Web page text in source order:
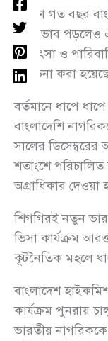
কারণে গত বছর
বড় প্রভাব পড়লেও
চিকিৎসা ও
বিবেচনা করা
বর্তমানে ধাপে
বাংলাদেশি
সালের
শতাংশে পরিচালিত
অগ্রাধিকার দেওয়া
শিগগিরই নতুন
ভিসা কার্যক্রম
কূটনৈতিক মহলে
বাংলাদেশ
কার্যক্রম পুনরায়
ভারতীয়